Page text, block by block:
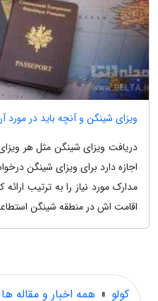
ویزای شینگن و آنچه باید در مورد
دریافت ویزای شینگن مثل هر
اجازه دارد برای ویزای شینگن
مدارک مورد نیاز را به ترتیب
اقامت اش در منطقه شینگن
کولو » همه اخبار و مقاله ها